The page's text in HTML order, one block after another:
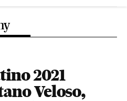
2021
Veloso,